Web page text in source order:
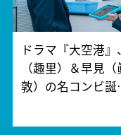
ドラマ『大空港』
（趣里）＆早見
敦）の名コンビ